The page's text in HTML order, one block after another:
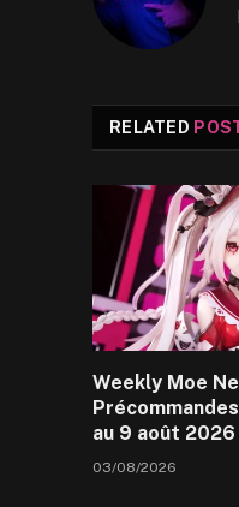
RELATED
Weekly Moe
au 9 août 2026
03/08/2026